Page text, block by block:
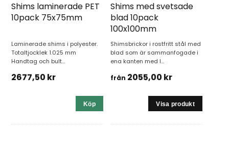
Shims laminerade PET
10pack 75x75mm
Laminerade shims i polyester.
Totaltjocklek 1.025 mm
Handtag och bult...
2677,50 kr
Köp
Shims med svetsade
blad 10pack
100x100mm
Shimsbrickor i rostfritt stål med
blad som är sammanfogade i
ena kanten med l...
från 2055,00 kr